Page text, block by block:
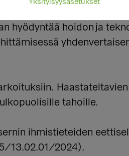
toimii Lapin
hyödyntää hoidon ja
tahoille.
ihmistieteiden
13.02.01/2024).
Yksityisyysasetukset